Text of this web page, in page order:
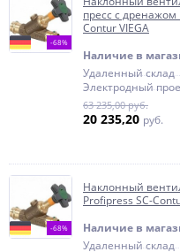
-68%
пресс с дренажом
Contur VIEGA
Наличие в
Удаленный склад
Электродный
63 235,00 руб.
20 235,20 руб.
-68%
Наклонный
Profipress SC-
Наличие в
Удаленный склад